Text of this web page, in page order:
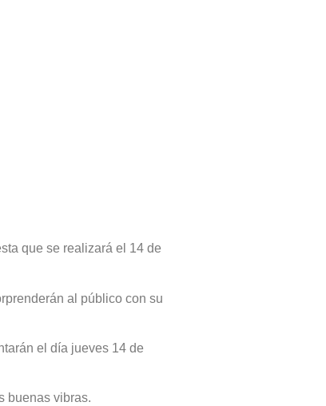
que se realizará el 14 de
al público con su
el día jueves 14 de
buenas vibras.